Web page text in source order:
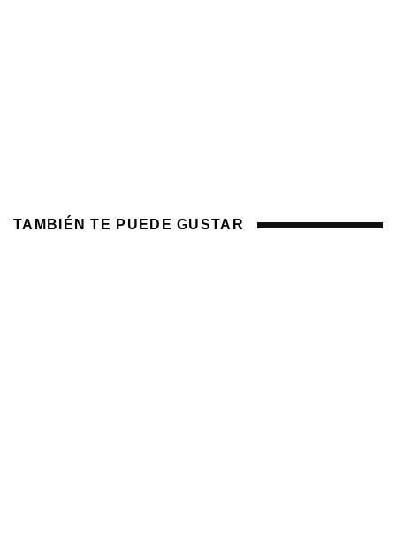
TAMBIÉN TE PUEDE GUSTAR